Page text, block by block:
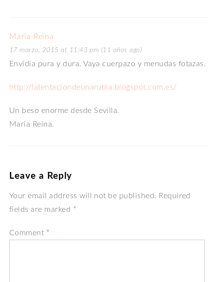
Maria Reina
17 marzo, 2015 at 11:43 pm (11 años ago)
Envidia pura y dura. Vaya cuerpazo y menudas fotazas.
http://latentaciondeunarubia.blogspot.com.es/
Un beso enorme desde Sevilla.
Maria Reina.
Leave a Reply
Your email address will not be published. Required
fields are marked *
Comment *